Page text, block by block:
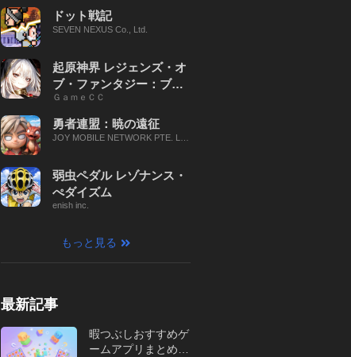
ドット戦記
SEVEN NEXUS Co., Ltd.
起原神界 レジェンズ・オ
ブ・ファンタジー：ブレ
イブ X
ＧａｍｅＣＣ
勇者連盟：暁の遠征
JOY MOBILE NETWORK PTE. LT
弱虫ペダル レゾナンス・
ぺダイズム
enish inc.
もっと見る
最新記事
暇つぶしおすすめゲ
ームアプリまとめ｜